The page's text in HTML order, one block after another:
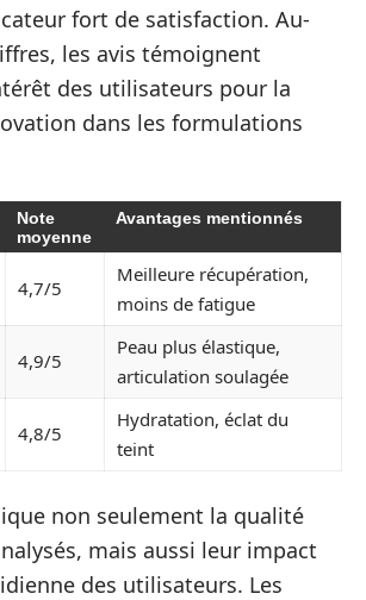
fort de satisfaction. Au-
les avis témoignent
des utilisateurs pour la
dans les formulations
Note
moyenne
Avantages mentionnés
4,7/5
Meilleure récupération,
moins de fatigue
4,9/5
Peau plus élastique,
articulation soulagée
4,8/5
Hydratation, éclat du
teint
non seulement la qualité
mais aussi leur impact
des utilisateurs. Les